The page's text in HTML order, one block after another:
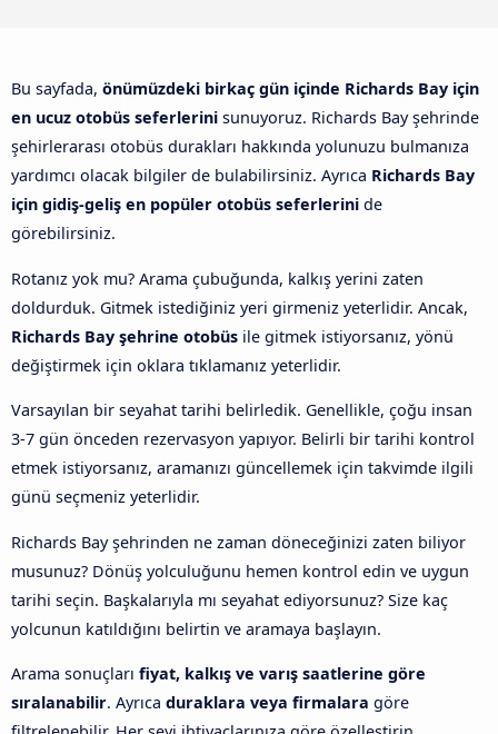
Bu sayfada, önümüzdeki birkaç gün içinde Richards Bay için
en ucuz otobüs seferlerini sunuyoruz. Richards Bay şehrinde
şehirlerarası otobüs durakları hakkında yolunuzu bulmanıza
yardımcı olacak bilgiler de bulabilirsiniz. Ayrıca Richards Bay
için gidiş-geliş en popüler otobüs seferlerini de
görebilirsiniz.
Rotanız yok mu? Arama çubuğunda, kalkış yerini zaten
doldurduk. Gitmek istediğiniz yeri girmeniz yeterlidir. Ancak,
Richards Bay şehrine otobüs ile gitmek istiyorsanız, yönü
değiştirmek için oklara tıklamanız yeterlidir.
Varsayılan bir seyahat tarihi belirledik. Genellikle, çoğu insan
3-7 gün önceden rezervasyon yapıyor. Belirli bir tarihi kontrol
etmek istiyorsanız, aramanızı güncellemek için takvimde ilgili
günü seçmeniz yeterlidir.
Richards Bay şehrinden ne zaman döneceğinizi zaten biliyor
musunuz? Dönüş yolculuğunu hemen kontrol edin ve uygun
tarihi seçin. Başkalarıyla mı seyahat ediyorsunuz? Size kaç
yolcunun katıldığını belirtin ve aramaya başlayın.
Arama sonuçları fiyat, kalkış ve varış saatlerine göre
sıralanabilir. Ayrıca duraklara veya firmalara göre